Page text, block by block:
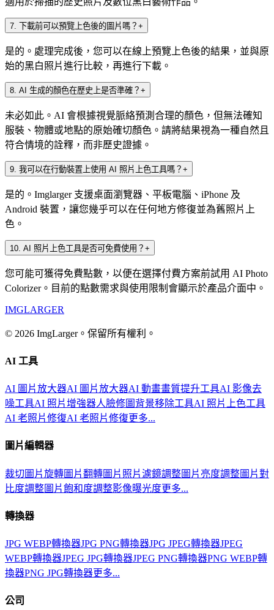
7 下載前可以預覽上色後的圖片嗎？ +
是的。處理完成後，您可以在線上預覽上色後的結果，並與原
始的黑白照片進行比較，再進行下載。
8 AI 生成的顏色在歷史上是否準確？ +
未必如此。AI 會根據視覺脈絡預測合理的顏色，但無法確知
服裝、物體或地點的原始確切顏色。請將結果視為一種自然且
符合情境的詮釋，而非歷史證據。
9 我可以在行動裝置上使用 AI 照片上色工具嗎？ +
是的。Imglarger 支援桌面瀏覽器、平板電腦、iPhone 及
Android 裝置，讓您幾乎可以在任何地方修復並為舊照片上
色。
10 AI 照片上色工具是否可免費使用？ +
您可能可獲得免費點數，以便在選擇付費方案前試用 AI Photo
Colorizer。目前的點數需求與使用限制會顯示於產品介面中。
IMGLARGER
© 2026 ImgLarger。保留所有權利。
AI 工具
AI 圖片放大器AI 圖片放大器AI 動畫畫質提升工具AI 影像去
噪工具AI 照片增強器人臉修圖 背景移除工具AI 照片上色工具
AI 老照片修復AI 老照片修復更多...
圖片編輯器
裁切圖片旋轉圖片翻轉圖片 照片濾鏡調整圖片亮度調整圖片對
比度調整圖片飽和度調整影像曝光度更多...
轉換器
JPG WEBP轉換器JPG PNG轉換器JPG JPEG轉換器JPEG
WEBP轉換器JPEG JPG轉換器JPEG PNG轉換器PNG WEBP轉
換器PNG JPG轉換器更多...
公司